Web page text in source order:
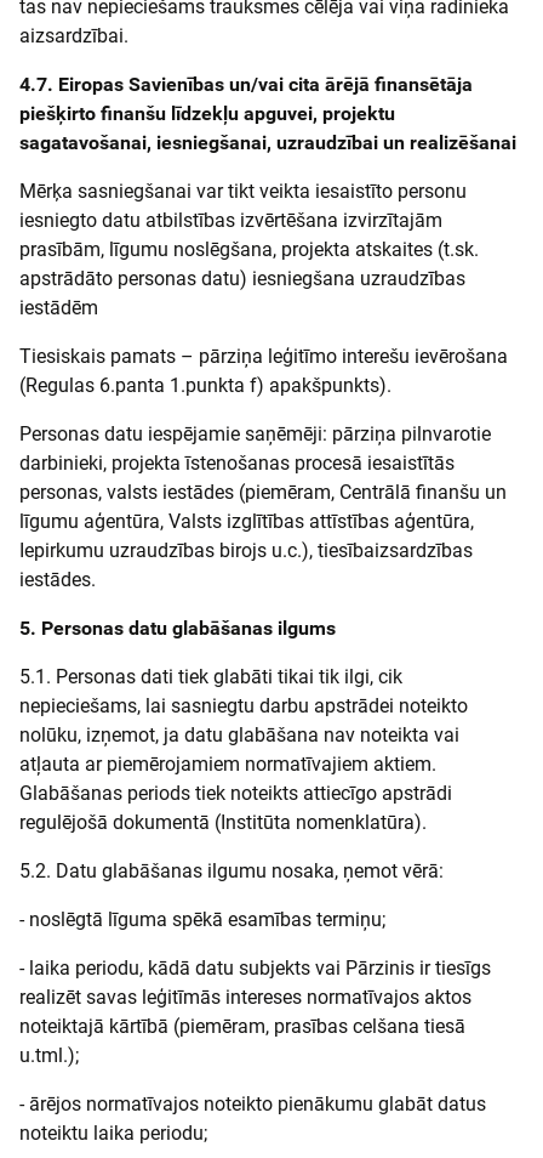
tas nav nepieciešams trauksmes cēlēja vai viņa radinieka
aizsardzībai.
4.7. Eiropas Savienības un/vai cita ārējā finansētāja
piešķirto finanšu līdzekļu apguvei, projektu
sagatavošanai, iesniegšanai, uzraudzībai un realizēšanai
Mērķa sasniegšanai var tikt veikta iesaistīto personu
iesniegto datu atbilstības izvērtēšana izvirzītajām
prasībām, līgumu noslēgšana, projekta atskaites (t.sk.
apstrādāto personas datu) iesniegšana uzraudzības
iestādēm
Tiesiskais pamats – pārziņa leģitīmo interešu ievērošana
(Regulas 6.panta 1.punkta f) apakšpunkts).
Personas datu iespējamie saņēmēji: pārziņa pilnvarotie
darbinieki, projekta īstenošanas procesā iesaistītās
personas, valsts iestādes (piemēram, Centrālā finanšu un
līgumu aģentūra, Valsts izglītības attīstības aģentūra,
Iepirkumu uzraudzības birojs u.c.), tiesībaizsardzības
iestādes.
5. Personas datu glabāšanas ilgums
5.1. Personas dati tiek glabāti tikai tik ilgi, cik
nepieciešams, lai sasniegtu darbu apstrādei noteikto
nolūku, izņemot, ja datu glabāšana nav noteikta vai
atļauta ar piemērojamiem normatīvajiem aktiem.
Glabāšanas periods tiek noteikts attiecīgo apstrādi
regulējošā dokumentā (Institūta nomenklatūra).
5.2. Datu glabāšanas ilgumu nosaka, ņemot vērā:
- noslēgtā līguma spēkā esamības termiņu;
- laika periodu, kādā datu subjekts vai Pārzinis ir tiesīgs
realizēt savas leģitīmās intereses normatīvajos aktos
noteiktajā kārtībā (piemēram, prasības celšana tiesā
u.tml.);
- ārējos normatīvajos noteikto pienākumu glabāt datus
noteiktu laika periodu;